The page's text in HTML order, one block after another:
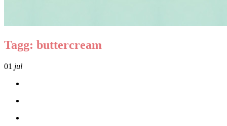
Tagg: buttercream
01 jul